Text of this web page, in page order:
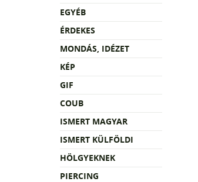
EGYÉB
ÉRDEKES
MONDÁS, IDÉZET
KÉP
GIF
COUB
ISMERT MAGYAR
ISMERT KÜLFÖLDI
HÖLGYEKNEK
PIERCING